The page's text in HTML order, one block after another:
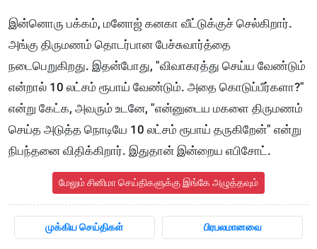
இன்னொரு பக்கம், மனோஜ் கனகா வீட்டுக்குச் செல்கிறார்.
அங்கு திருமணம் தொடர்பான பேச்சுவார்த்தை
நடைபெறுகிறது. இதன்போது, "விவாகரத்து செய்ய வேண்டும்
என்றால் 10 லட்சம் ரூபாய் வேண்டும். அதை கொடுப்பீர்களா?"
என்று கேட்க, அவரும் உடனே, "என்னுடைய மகளை திருமணம்
செய்த அடுத்த நொடியே 10 லட்சம் ரூபாய் தருகிறேன்" என்று
நிபந்தனை விதிக்கிறார். இதுதான் இன்றைய எபிசோட்.
மேலும் சினிமா செய்திகளுக்கு இங்கே அழுத்தவும்
முக்கிய செய்திகள் பிரபலமானவை